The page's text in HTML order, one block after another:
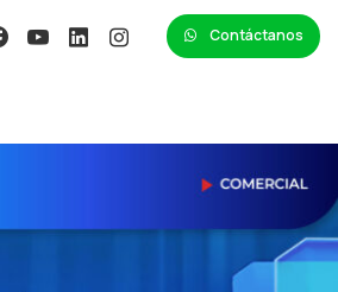
Contáctanos